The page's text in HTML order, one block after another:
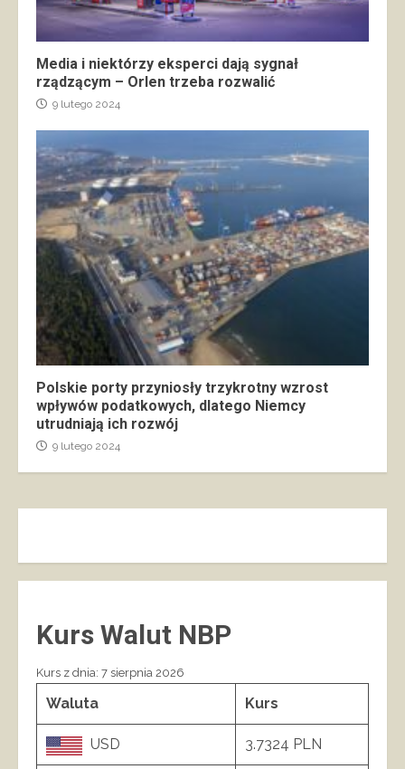
Media i niektórzy eksperci dają sygnał
rządzącym – Orlen trzeba rozwalić
9 lutego 2024
Polskie porty przyniosły trzykrotny wzrost
wpływów podatkowych, dlatego Niemcy
utrudniają ich rozwój
9 lutego 2024
Kurs Walut NBP
Kurs z dnia: 7 sierpnia 2026
Waluta Kurs
USD 3.7324 PLN